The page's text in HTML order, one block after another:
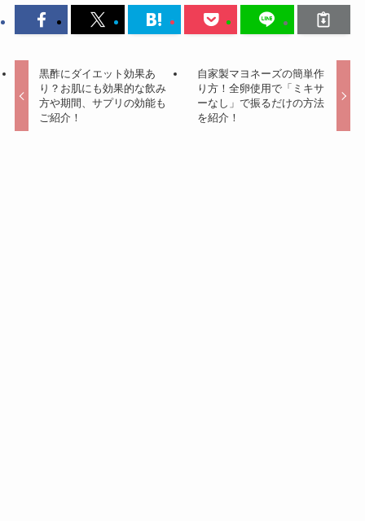
黒酢にダイエット効果あ
り？お肌にも効果的な飲み
方や期間、サプリの効能も
ご紹介！
自家製マヨネーズの簡単作
り方！全卵使用で「ミキサ
ーなし」で振るだけの方法
を紹介！